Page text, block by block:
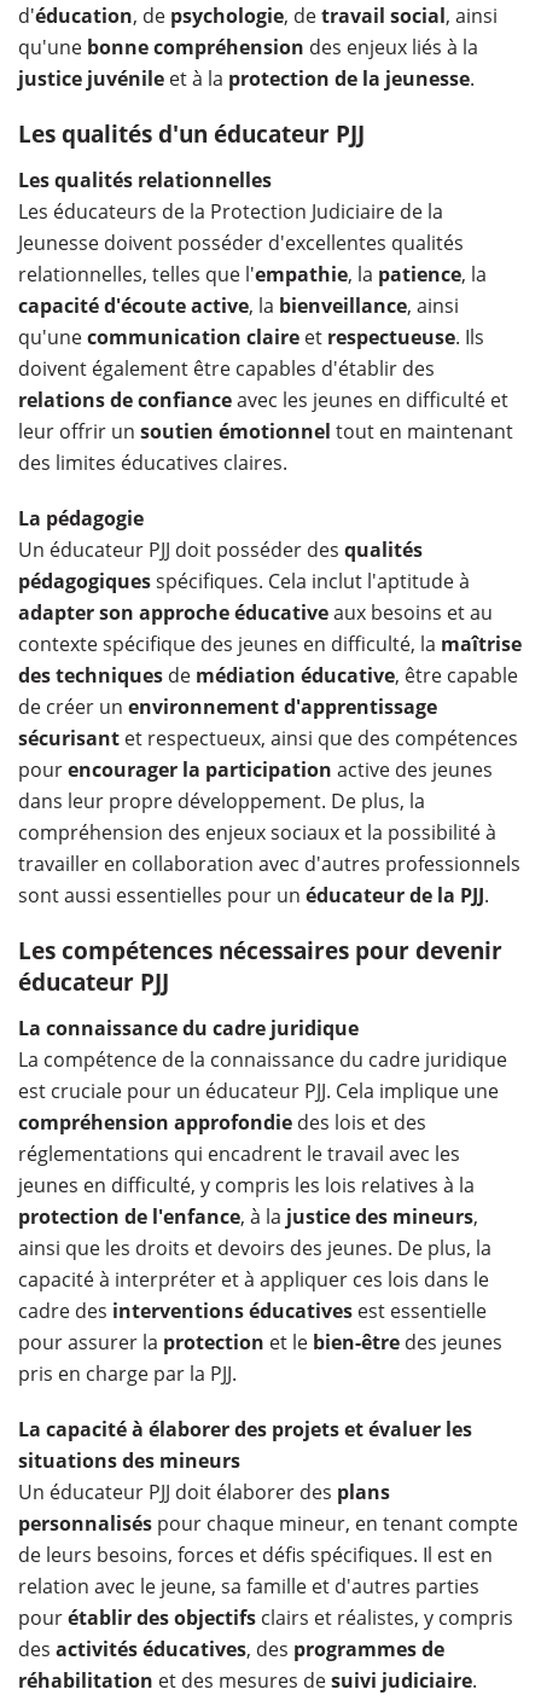
d'éducation, de psychologie, detravail social, ainsi
qu'une bonne compréhension des enjeux liés à la
justice juvénile et à la protection de la jeunesse.
Les qualités d'un éducateur PJJ
Les qualités relationnelles
Les éducateurs de la Protection Judiciaire de la
Jeunesse doivent posséder d'excellentes qualités
relationnelles, telles que l'empathie, la patience, la
capacité d'écoute active, la bienveillance, ainsi
qu'unecommunication claire et respectueuse. Ils
doivent également être capables d'établir des
relations de confianceavec les jeunes en difficulté et
leur offrir un soutien émotionnel tout en maintenant
des limites éducatives claires.
La pédagogie
Un éducateur PJJ doit posséder des qualités
pédagogiquesspécifiques. Cela inclut l'aptitude à
adapter son approche éducativeaux besoins et au
contexte spécifique des jeunes en difficulté, la maîtrise
des techniques de médiation éducative, être capable
de créer un environnement d'apprentissage
sécurisant et respectueux, ainsi que des compétences
pourencourager la participation active des jeunes
dans leur propre développement. De plus, la
compréhension des enjeux sociaux et la possibilité à
travailler en collaboration avec d'autres professionnels
sont aussi essentielles pour un éducateur de la PJJ.
Les compétences nécessaires pour devenir
éducateur PJJ
La connaissance du cadre juridique
La compétence de la connaissance du cadre juridique
est cruciale pour un éducateur PJJ. Cela implique une
compréhension approfondie des lois et des
réglementations qui encadrent le travail avec les
jeunes en difficulté, y compris les lois relatives à la
protection de l'enfance, à la justice des mineurs,
ainsi que les droits et devoirs des jeunes. De plus, la
capacité à interpréter et à appliquer ces lois dans le
cadre des interventions éducatives est essentielle
pour assurer la protection et le bien-être des jeunes
pris en charge par la PJJ.
La capacité à élaborer des projets et évaluer les
situations des mineurs
Un éducateur PJJ doit élaborer des plans
personnalisés pour chaque mineur, en tenant compte
de leurs besoins, forces et défis spécifiques. Il est en
relation avec le jeune, sa famille et d'autres parties
pourétablir des objectifs clairs et réalistes, y compris
des activités éducatives, des programmes de
réhabilitation et des mesures desuivi judiciaire.